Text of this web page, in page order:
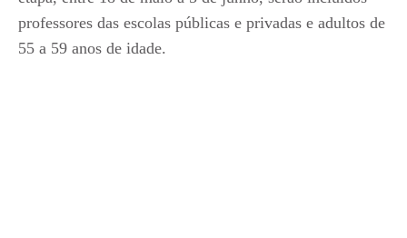
professores das escolas públicas e privadas e adultos de
55 a 59 anos de idade.